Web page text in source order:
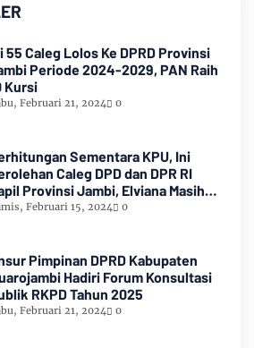
55 Caleg Lolos Ke DPRD Provinsi
Periode 2024-2029, PAN Raih
Kursi
Februari 21, 2024 0
Sementara KPU, Ini
Caleg DPD dan DPR RI
Provinsi Jambi, Elviana Masih
Kedua Teratas
Februari 15, 2024 0
Pimpinan DPRD Kabupaten
Hadiri Forum Konsultasi
RKPD Tahun 2025
Februari 21, 2024 0